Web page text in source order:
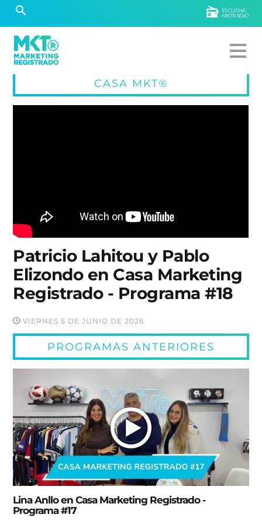
ESCUCHÁ
MKTRADIO
CASA MKT®
Patricio Lahitou y Pablo
Elizondo en Casa Marketing
Registrado - Programa #18
VIERNES 5 DE JUNIO DE 2026
PROGRAMAS ANTERIORES
Lina Anllo en Casa Marketing Registrado -
Programa #17